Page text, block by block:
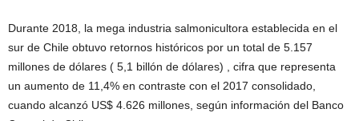
Durante 2018, la mega industria salmonicultora establecida en el
sur de Chile obtuvo retornos históricos por un total de 5.157
millones de dólares ( 5,1 billón de dólares) , cifra que representa
un aumento de 11,4% en contraste con el 2017 consolidado,
cuando alcanzó US$ 4.626 millones, según información del Banco